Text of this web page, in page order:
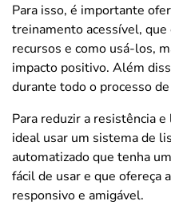
Para isso, é importante
treinamento acessível, que
recursos e como usá-los,
impacto positivo. Além
durante todo o processo
Para reduzir a resistência
ideal usar um sistema de
automatizado que tenha
fácil de usar e que ofereça
responsivo e amigável.